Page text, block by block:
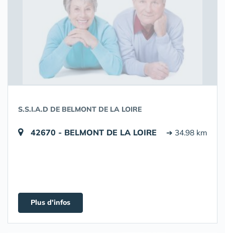
S.S.I.A.D DE BELMONT DE LA LOIRE
42670 - BELMONT DE LA LOIRE ➔ 34.98 km
Plus d'infos